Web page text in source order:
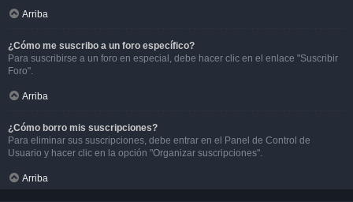
Arriba
¿Cómo me suscribo a un foro específico?
Para suscribirse a un foro en especial, debe hacer clic en el enlace "Suscribir
Foro".
Arriba
¿Cómo borro mis suscripciones?
Para eliminar sus suscripciones, debe entrar en el Panel de Control de
Usuario y hacer clic en la opción "Organizar suscripciones".
Arriba